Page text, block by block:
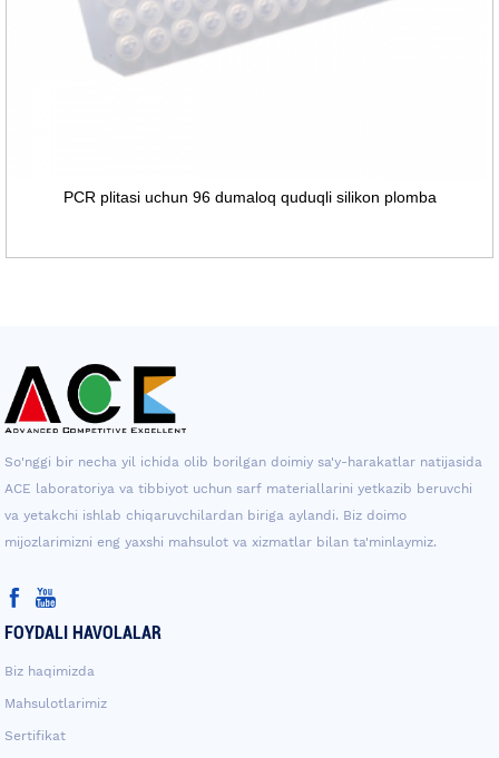
PCR plitasi uchun 96 dumaloq quduqli silikon plomba
So'nggi bir necha yil ichida olib borilgan doimiy sa'y-harakatlar natijasida
ACE laboratoriya va tibbiyot uchun sarf materiallarini yetkazib beruvchi
va yetakchi ishlab chiqaruvchilardan biriga aylandi. Biz doimo
mijozlarimizni eng yaxshi mahsulot va xizmatlar bilan ta'minlaymiz.
FOYDALI HAVOLALAR
Biz haqimizda
Mahsulotlarimiz
Sertifikat